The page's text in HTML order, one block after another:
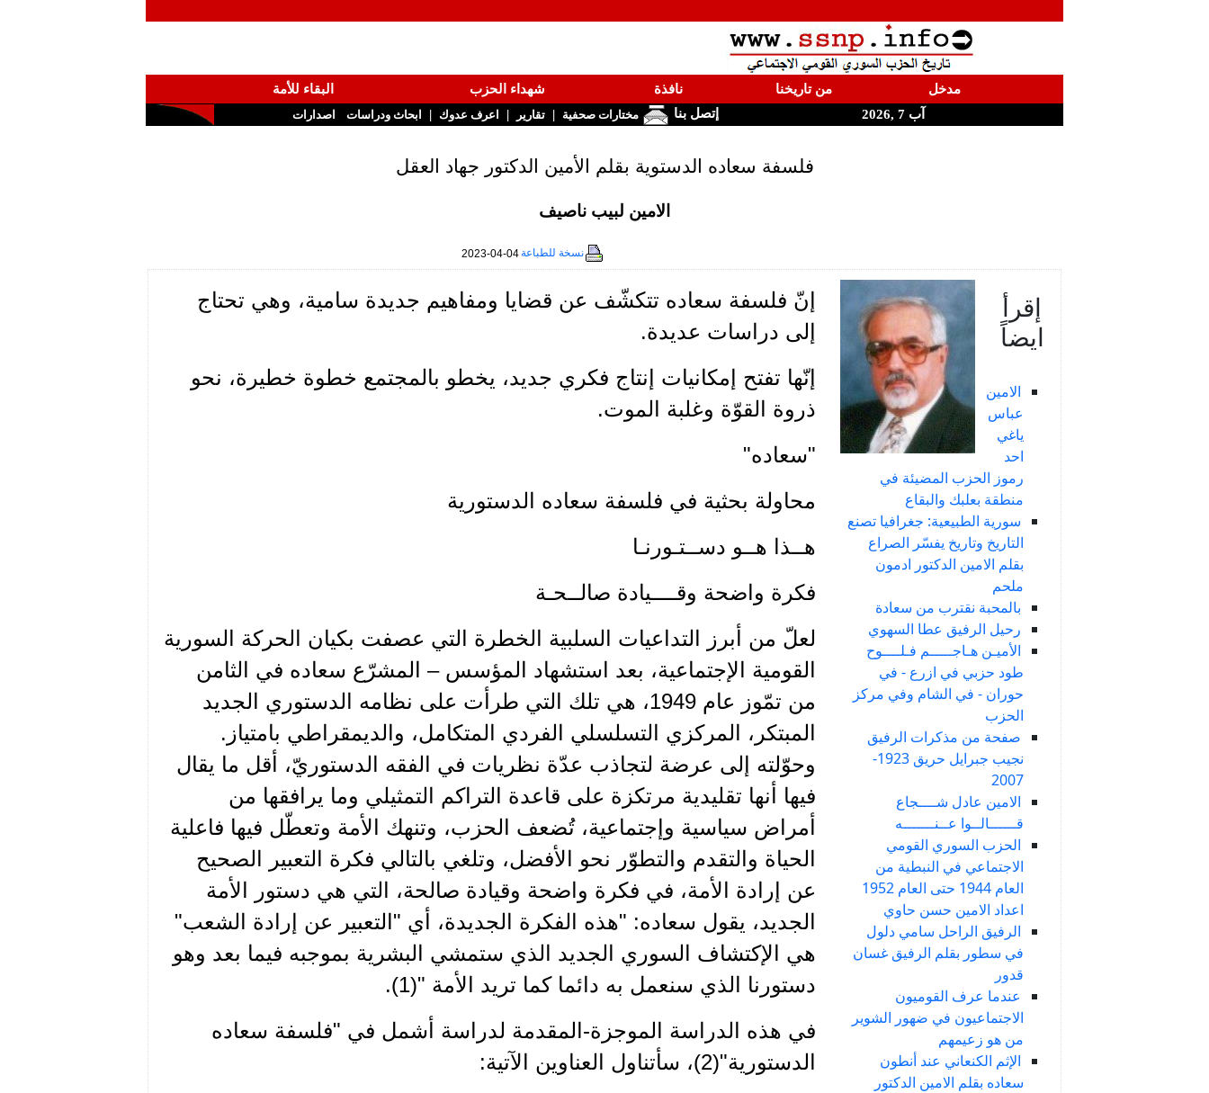
مدخل من تاريخنا نافذة شهداء الحزب
البقاء للأمة
آب 7 ,2026
إتصل بنا مختارات صحفية | تقارير | اعرف عدوك | ابحاث ودراسات اصدارات
فلسفة سعاده الدستوية بقلم الأمين الدكتور جهاد العقل
الامين لبيب ناصيف
نسخة للطباعة2023-04-04
إقرأ
ايضاً
الامين
عباس
ياغي
احد
رموز الحزب المضيئة في
منطقة بعلبك والبقاع
سورية الطبيعية: جغرافيا تصنع
التاريخ وتاريخ يفسّر الصراع
بقلم الامين الدكتور ادمون
ملحم
بالمحبة نقترب من سعادة
رحيل الرفيق عطا السهوي
الأميـن هـاجـــــم فـلــــوح
طود حزبي في ازرع - في
حوران - في الشام وفي مركز
الحزب
صفحة من مذكرات الرفيق
نجيب جبرايل حريق 1923-
2007
الامين عادل شــــجاع
قــــــالــوا عــنـــــــه
الحزب السوري القومي
الاجتماعي في النبطية من
العام 1944 حتى العام 1952
اعداد الامين حسن حاوي
الرفيق الراحل سامي دلول
في سطور بقلم الرفيق غسان
قدور
عندما عرف القوميون
الاجتماعيون في ضهور الشوير
من هو زعيمهم
الإثم الكنعاني عند أنطون
سعاده بقلم الامين الدكتور
إنّ فلسفة سعاده تتكشّف عن قضايا ومفاهيم جديدة سامية، وهي تحتاج
إلى دراسات عديدة.
إنّها تفتح إمكانيات إنتاج فكري جديد، يخطو بالمجتمع خطوة خطيرة، نحو
ذروة القوّة وغلبة الموت.
"سعاده"
محاولة بحثية في فلسفة سعاده الدستورية
هــذا هــو دســتـورنـا
فكرة واضحة وقــــيادة صالــحـة
لعلّ من أبرز التداعيات السلبية الخطرة التي عصفت بكيان الحركة السورية
القومية الإجتماعية، بعد استشهاد المؤسس – المشرّع سعاده في الثامن
من تمّوز عام 1949، هي تلك التي طرأت على نظامه الدستوري الجديد
المبتكر، المركزي التسلسلي الفردي المتكامل، والديمقراطي بامتياز.
وحوّلته إلى عرضة لتجاذب عدّة نظريات في الفقه الدستوريّ، أقل ما يقال
فيها أنها تقليدية مرتكزة على قاعدة التراكم التمثيلي وما يرافقها من
أمراض سياسية وإجتماعية، تُضعف الحزب، وتنهك الأمة وتعطّل فيها فاعلية
الحياة والتقدم والتطوّر نحو الأفضل، وتلغي بالتالي فكرة التعبير الصحيح
عن إرادة الأمة، في فكرة واضحة وقيادة صالحة، التي هي دستور الأمة
الجديد، يقول سعاده: "هذه الفكرة الجديدة، أي "التعبير عن إرادة الشعب"
هي الإكتشاف السوري الجديد الذي ستمشي البشرية بموجبه فيما بعد وهو
دستورنا الذي سنعمل به دائما كما تريد الأمة "(1).
في هذه الدراسة الموجزة-المقدمة لدراسة أشمل في "فلسفة سعاده
الدستورية"(2)، سأتناول العناوين الآتية: